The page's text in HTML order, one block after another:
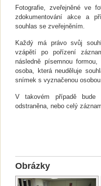
Fotografie, zveřejněné ve
zdokumentování akce a
souhlas se zveřejněním.
Každý má právo svůj
vzápětí po pořízení
následně písemnou
osoba, která neuděluje
snímek s vyznačenou osobou.
V takovém případě bude
odstraněna, nebo celý
Obrázky